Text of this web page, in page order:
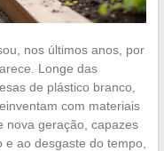
nos últimos anos, por
Longe das
de plástico branco,
com materiais
nova geração, capazes
ao desgaste do tempo,